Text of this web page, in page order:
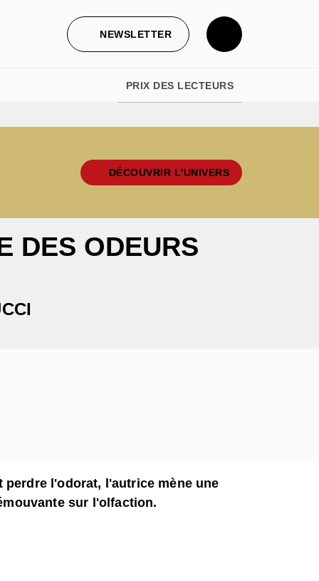
NEWSLETTER
PRIX DES LECTEURS
DÉCOUVRIR L'UNIVERS
DES ODEURS
l'odorat, l'autrice mène une
sur l'olfaction.